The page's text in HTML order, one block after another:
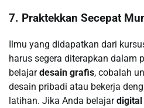
7. Praktekkan Secepat
Ilmu yang didapatkan dari
harus segera diterapkan dalam
belajardesain grafis, cobalah
desain pribadi atau bekerja
latihan. Jika Anda belajar